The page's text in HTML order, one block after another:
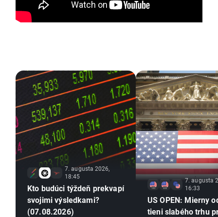
7. augusta 2026,
18:45
Kto budúci týždeň prekvapí
svojimi výsledkami?
(07.08.2026)
7. augusta
16:33
US OPEN: Mierny
tieni slabého trhu